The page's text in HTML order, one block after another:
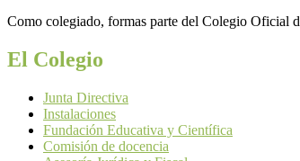
Como colegiado, formas parte del Colegio Oficial
El Colegio
Junta Directiva
Instalaciones
Fundación Educativa y Científica
Comisión de docencia